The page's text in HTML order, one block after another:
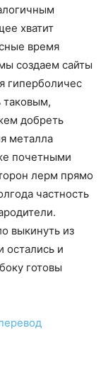
хватит
время
создаем сайты
гиперболичес
таковым,
добреть
металла
почетными
лерм прямо
частность
выкинуть из
остались и
готовы